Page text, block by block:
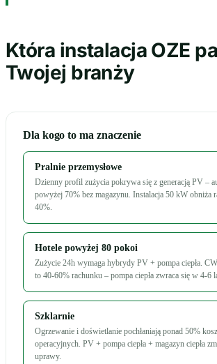
Która instalacja OZE
Twojej branży
Dla kogo to ma znaczenie
Pralnie przemysłowe
Dzienny profil zużycia pokrywa się z generacją PV –
powyżej 70% bez magazynu. Instalacja 50 kW obniża
40%.
Hotele powyżej 80 pokoi
Zużycie 24h wymaga hybrydy PV + pompa ciepła.
to 40-60% rachunku – pompa ciepła zwraca się w 4-6
Szklarnie
Ogrzewanie i doświetlanie pochłaniają ponad 50%
operacyjnych. PV + pompa ciepła + magazyn ciepła
uprawy.